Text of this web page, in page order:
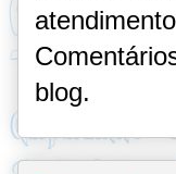
blog.